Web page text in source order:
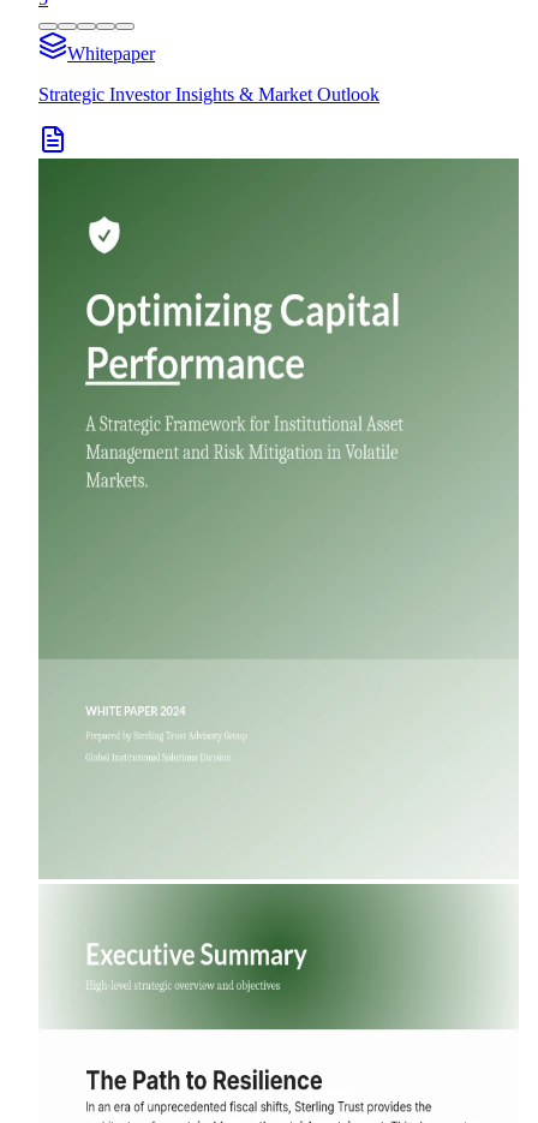
Whitepaper
Strategic Investor Insights & Market Outlook